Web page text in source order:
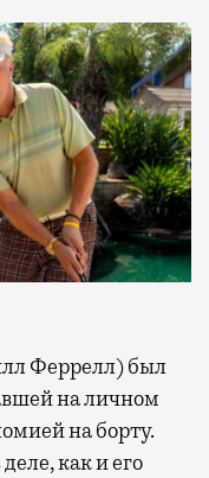
на личном
на борту.
как и его